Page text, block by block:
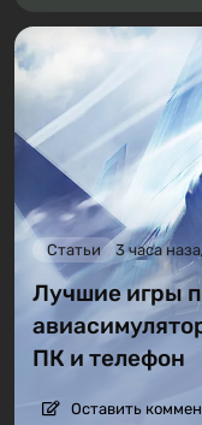
Статьи 3 часа
Лучшие игры
ПК и телефон
Оставить